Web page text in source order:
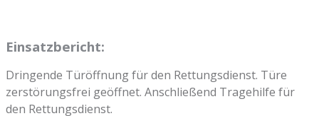
Einsatzbericht:
Dringende Türöffnung für den Rettungsdienst. Türe
zerstörungsfrei geöffnet. Anschließend Tragehilfe für
den Rettungsdienst.